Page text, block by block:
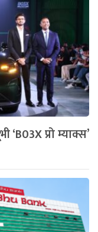
प्रो म्याक्स’